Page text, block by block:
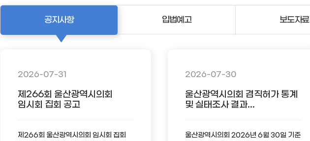
공지사항
2026-07-31
제266회 울산광역시의회
임시회 집회 공고
제266회 울산광역시의회 임시회 집회
2026-07-30
울산광역시의회 겸직허가 통계
및 실태조사 결과...
울산광역시의회 2026년 6월 30일 기준
입법예고 보도자료